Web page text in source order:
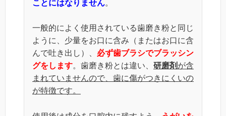
ことにはなりません。
一般的によく使用されている歯磨き粉と同じ
ように、少量をお口に含み（またはお口に含
んで吐き出し）、 必ず歯ブラシでブラッシン
グをします。歯磨き粉とは違い、 研磨剤 が含
まれていませんので、歯に傷がつきにくいの
が特徴です。